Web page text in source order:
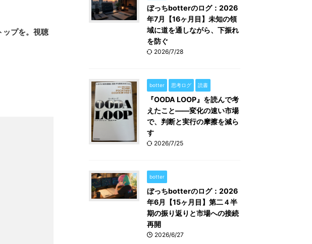
ップを。視聴
ぼっちbotterのログ：2026
年7月【16ヶ月目】未知の領
域に道を通しながら、下振れ
を防ぐ
2026/7/28
botter 思考ログ 読書
『OODA LOOP』を読んで考
えたこと――変化の速い市場
で、判断と実行の摩擦を減ら
す
2026/7/25
botter
ぼっちbotterのログ：2026
年6月【15ヶ月目】第二４半
期の振り返りと市場への接続
再開
2026/6/27